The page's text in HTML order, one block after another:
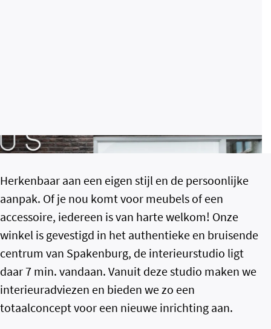
Herkenbaar aan een eigen stijl en de persoonlijke
aanpak. Of je nou komt voor meubels of een
accessoire, iedereen is van harte welkom! Onze
winkel is gevestigd in het authentieke en bruisende
centrum van Spakenburg, de interieurstudio ligt
daar 7 min. vandaan. Vanuit deze studio maken we
interieuradviezen en bieden we zo een
totaalconcept voor een nieuwe inrichting aan.